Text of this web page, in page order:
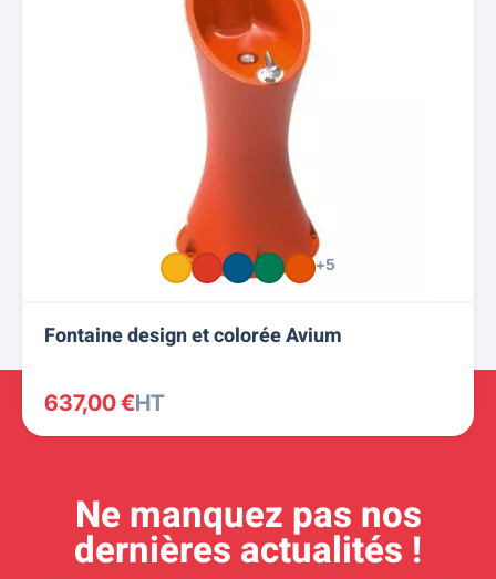
+5
Fontaine design et colorée Avium
637,00 €HT
Ne manquez pas nos
dernières actualités !